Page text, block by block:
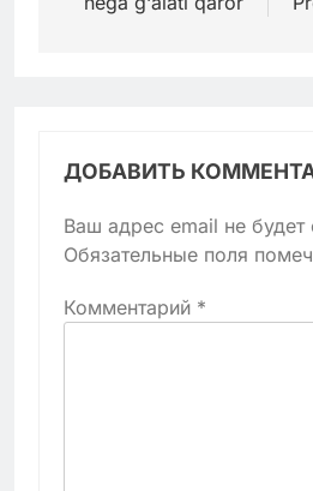
ДОБАВИТЬ
Ваш адрес email не будет
Обязательные поля
Комментарий *